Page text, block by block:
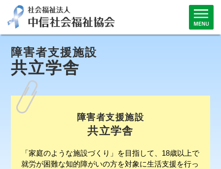
障害者支援施設
共立学舎
障害者支援施設
共立学舎
「家庭のような施設づくり」を目指して、18歳以上で
就労が困難な知的障がいの方を対象に生活支援を行っ